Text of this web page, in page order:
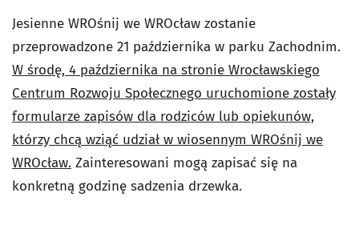
Jesienne WROśnij we WROcław zostanie
przeprowadzone 21 października w parku Zachodnim.
W środę, 4 października na stronie Wrocławskiego
Centrum Rozwoju Społecznego uruchomione zostały
formularze zapisów dla rodziców lub opiekunów,
którzy chcą wziąć udział w wiosennym WROśnij we
WROcław. Zainteresowani mogą zapisać się na
konkretną godzinę sadzenia drzewka.